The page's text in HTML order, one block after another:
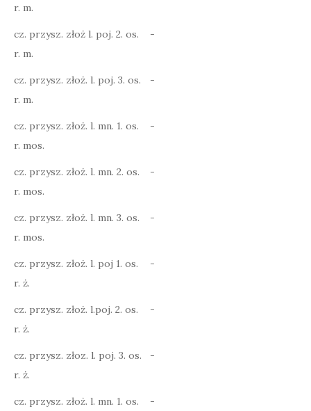
r. m.
cz. przysz. złoż l. poj. 2. os.
r. m.
-
cz. przysz. złoż. l. poj. 3. os.
r. m.
-
cz. przysz. złoż. l. mn. 1. os.
r. mos.
-
cz. przysz. złoż. l. mn. 2. os.
r. mos.
-
cz. przysz. złoż. l. mn. 3. os.
r. mos.
-
cz. przysz. złoż. l. poj 1. os.
r. ż.
-
cz. przysz. złoż. l.poj. 2. os.
r. ż.
-
cz. przysz. złoz. l. poj. 3. os.
r. ż.
-
cz. przysz. złoż. l. mn. 1. os.
-